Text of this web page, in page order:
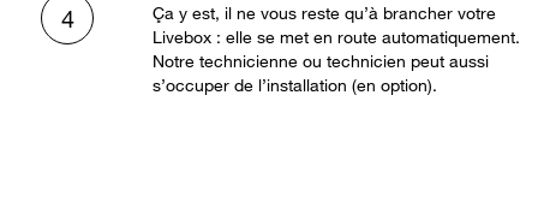
4
Ça y est, il ne vous reste qu’à brancher votre
Livebox : elle se met en route automatiquement.
Notre technicienne ou technicien peut aussi
s’occuper de l’installation (en option).